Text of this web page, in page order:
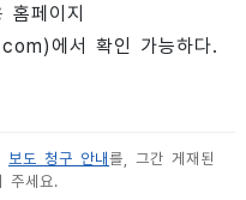
페이지
에서 확인 가능하다.
보도 청구 안내를, 그간 게재된
주세요.